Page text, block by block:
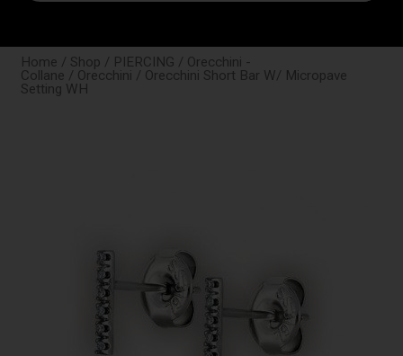
Home / Shop / PIERCING / Orecchini -
Collane / Orecchini / Orecchini Short Bar W/ Micropave
Setting WH